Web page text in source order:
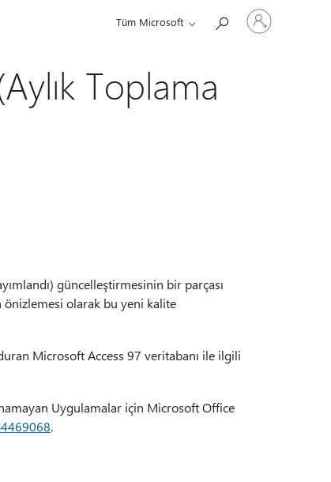
Tüm Microsoft
Hesabınızda
oturum
açın
Toplama
güncelleştirmesinin bir parçası
olarak bu yeni kalite
Microsoft Access 97 veritabanı ile ilgili
Uygulamalar için Microsoft Office
.